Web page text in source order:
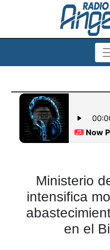
Ministerio
intensifica
en el